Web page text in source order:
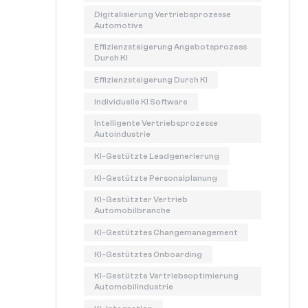
Digitalisierung Vertriebsprozesse
Automotive
Effizienzsteigerung Angebotsprozess
Durch KI
Effizienzsteigerung Durch KI
Individuelle KI Software
Intelligente Vertriebsprozesse
Autoindustrie
KI-Gestützte Leadgenerierung
KI-Gestützte Personalplanung
KI-Gestützter Vertrieb
Automobilbranche
KI-Gestütztes Changemanagement
KI-Gestütztes Onboarding
KI-Gestützte Vertriebsoptimierung
Automobilindustrie